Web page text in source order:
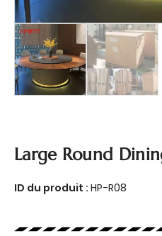
Large Round
ID du produit : HP-R08